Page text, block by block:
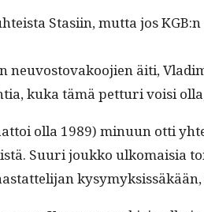
Stasi­in, mut­ta jos
neu­vos­to­vakoo­jien äiti,
kuka tämä pet­turi voisi
olla 1989) min­u­un otti
Suuri joukko ulko­maisia